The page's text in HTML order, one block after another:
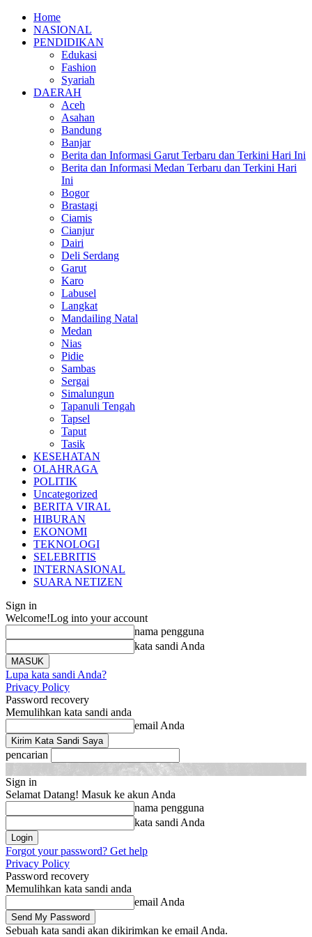
Home
NASIONAL
PENDIDIKAN
Edukasi
Fashion
Syariah
DAERAH
Aceh
Asahan
Bandung
Banjar
Berita dan Informasi Garut Terbaru dan Terkini Hari Ini
Berita dan Informasi Medan Terbaru dan Terkini Hari
Ini
Bogor
Brastagi
Ciamis
Cianjur
Dairi
Deli Serdang
Garut
Karo
Labusel
Langkat
Mandailing Natal
Medan
Nias
Pidie
Sambas
Sergai
Simalungun
Tapanuli Tengah
Tapsel
Taput
Tasik
KESEHATAN
OLAHRAGA
POLITIK
Uncategorized
BERITA VIRAL
HIBURAN
EKONOMI
TEKNOLOGI
SELEBRITIS
INTERNASIONAL
SUARA NETIZEN
Sign in
Welcome!Log into your account
nama pengguna
kata sandi Anda
Lupa kata sandi Anda?
Privacy Policy
Password recovery
Memulihkan kata sandi anda
email Anda
pencarian
Sign in
Selamat Datang! Masuk ke akun Anda
nama pengguna
kata sandi Anda
Forgot your password? Get help
Privacy Policy
Password recovery
Memulihkan kata sandi anda
email Anda
Sebuah kata sandi akan dikirimkan ke email Anda.